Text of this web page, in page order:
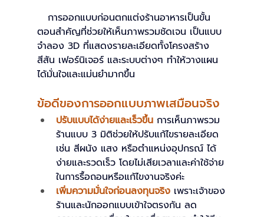
ตอนสำคัญที่ช่วยให้เห็นภาพรวมชัดเจน เป็นแบบ
จำลอง 3D ที่แสดงรายละเอียดทั้งโครงสร้าง
สีสัน เฟอร์นิเจอร์ และระบบต่างๆ ทำให้วางแผน
ได้มั่นใจและแม่นยำมากขึ้น
ข้อดีของการออกแบบภาพเสมือนจริง
ปรับแบบได้ง่ายและเร็วขึ้น การเห็นภาพรวม
ร้านแบบ 3 มิติช่วยให้ปรับแก้ไขรายละเอียด
เช่น สีผนัง แสง หรือตำแหน่งอุปกรณ์ ได้
ง่ายและรวดเร็ว โดยไม่เสียเวลาและค่าใช้จ่าย
ในการรื้อถอนหรือแก้ไขงานจริงค่ะ
เพิ่มความมั่นใจก่อนลงทุนจริง เพราะเจ้าของ
ร้านและนักออกแบบเข้าใจตรงกัน ลด